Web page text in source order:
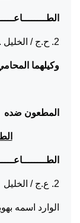
2. ح.ج / الخليل .
وكيلهما
المطعون
2. ع.ج / الخليل
الوارد اسمه